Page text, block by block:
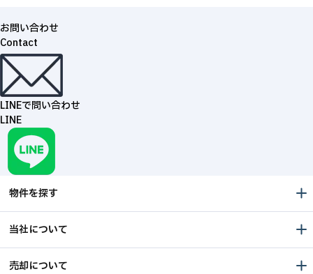
お問い合わせ
Contact
LINEで問い合わせ
LINE
物件を探す
当社について
売却について